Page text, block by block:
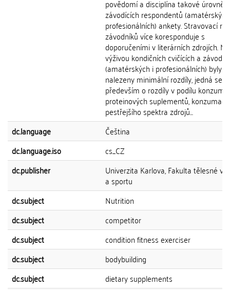
povědomí a disciplína takové úrovně,
závodících respondentů
profesionálních) ankety. Stravovací
závodníků více koresponduje s
doporučeními v literárních zdrojích.
výživou kondičních cvičících a
(amatérských i profesionálních) byly
nalezeny minimální rozdíly, jedná se
především o rozdíly v podílu
proteinových suplementů, konzumace
pestřejšího spektra zdrojů...
dc.language
Čeština
dc.language.iso
cs_CZ
dc.publisher
Univerzita Karlova, Fakulta tělesné
a sportu
dc.subject
Nutrition
dc.subject
competitor
dc.subject
condition fitness exerciser
dc.subject
bodybuilding
dc.subject
dietary supplements